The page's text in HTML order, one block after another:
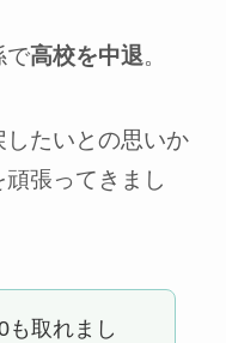
で高校を中退。
したいとの思いか
張ってきまし
も取れまし